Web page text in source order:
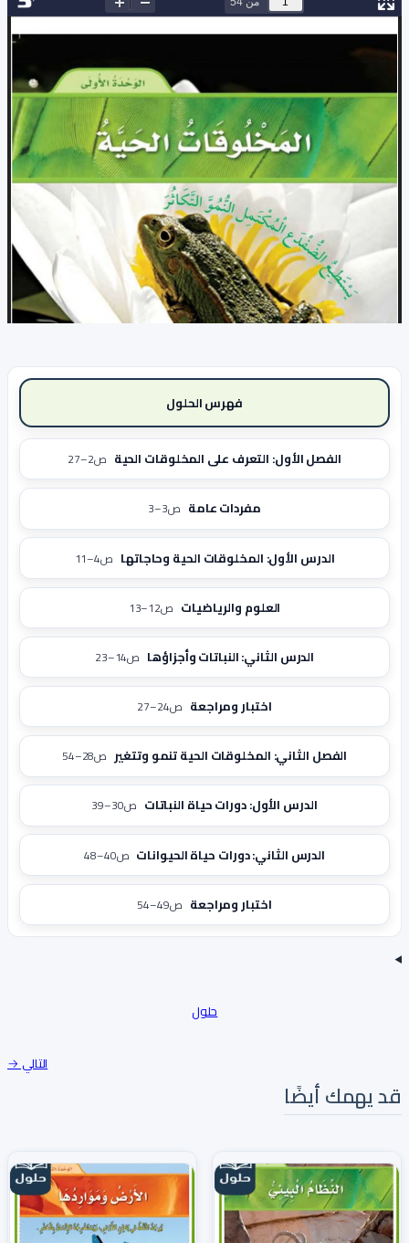
فهرس الحلول
الفصل الأول: التعرف على المخلوقات الحية ص2–27
مفردات عامة ص3–3
الدرس الأول: المخلوقات الحية وحاجاتها ص4–11
العلوم والرياضيات ص12–13
الدرس الثاني: النباتات وأجزاؤها ص14–23
اختبار ومراجعة ص24–27
الفصل الثاني: المخلوقات الحية تنمو وتتغير ص28–54
الدرس الأول: دورات حياة النباتات ص30–39
الدرس الثاني: دورات حياة الحيوانات ص40–48
اختبار ومراجعة ص49–54
حلول
التالي →
قد يهمك أيضًا